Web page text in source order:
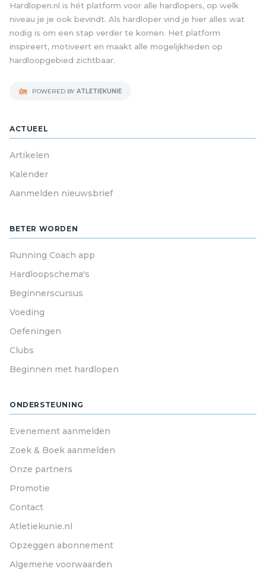
Hardlopen.nl is hét platform voor alle hardlopers, op welk
niveau je je ook bevindt. Als hardloper vind je hier alles wat
nodig is om een stap verder te komen. Het platform
inspireert, motiveert en maakt alle mogelijkheden op
hardloopgebied zichtbaar.
POWERED BY ATLETIEKUNIE
ACTUEEL
Artikelen
Kalender
Aanmelden nieuwsbrief
BETER WORDEN
Running Coach app
Hardloopschema's
Beginnerscursus
Voeding
Oefeningen
Clubs
Beginnen met hardlopen
ONDERSTEUNING
Evenement aanmelden
Zoek & Boek aanmelden
Onze partners
Promotie
Contact
Atletiekunie.nl
Opzeggen abonnement
Algemene voorwaarden